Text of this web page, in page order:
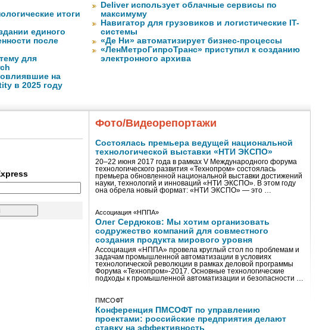
итоги
единого
после
для
на
в 2025 году
Deliver использует облачные сервисы по
максимуму
Навигатор для грузовиков и логистические IT-
системы
«Де Ни» автоматизирует бизнес-процессы
«ЛенМетроГипроТранс» приступил к созданию
электронного архива
Фото/Видеорепортажи
Состоялась премьера ведущей национальной
технологической выставки «НТИ ЭКСПО»
20–22 июня 2017 года в рамках V Международного форума
технологического развития «Технопром» состоялась
премьера обновленной национальной выставки достижений
науки, технологий и инноваций «НТИ ЭКСПО». В этом году
она обрела новый формат: «НТИ ЭКСПО» — это …
Ассоциация «НППА»
Олег Сердюков: Мы хотим организовать
содружество компаний для совместного
создания продукта мирового уровня
Ассоциация «НППА» провела круглый стол по проблемам и
задачам промышленной автоматизации в условиях
технологической революции в рамках деловой программы
Форума «Технопром»-2017. Основные технологические
подходы к промышленной автоматизации и безопасности …
ПМСОФТ
Конференция ПМСОФТ по управлению
проектами: российские предприятия делают
ставку на эффективность